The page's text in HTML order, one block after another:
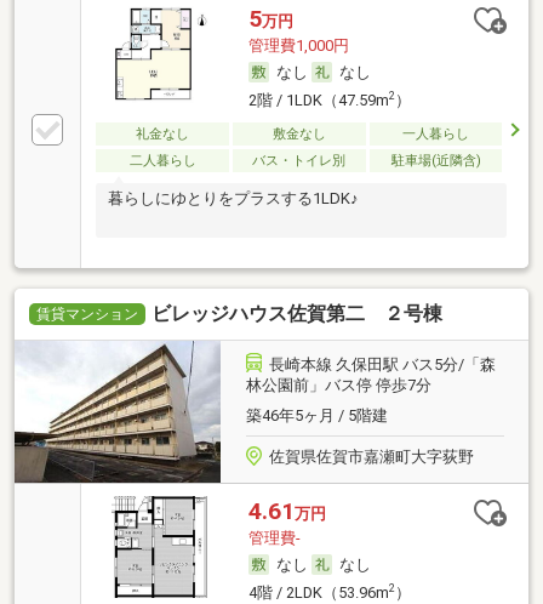
5万円
管理費1,000円
なし
なし
2階 / 1LDK（47.59m2）
礼金なし 敷金なし
一人暮らし
二人暮らし
バス・トイレ別 駐車場(近隣含)
暮らしにゆとりをプラスする1LDK♪
賃貸マンション ビレッジハウス佐賀第二 ２号棟
長崎本線 久保田駅 バス5分/「森
林公園前」バス停 停歩7分
築46年5ヶ月 / 5階建
佐賀県佐賀市嘉瀬町大字荻野
4.61 万円
管理費-
なし
なし
4階 / 2LDK（53.96m2）